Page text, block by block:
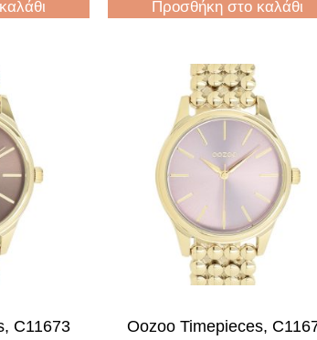
Προσθήκη στο καλάθι
C11673
Oozoo Timepieces,